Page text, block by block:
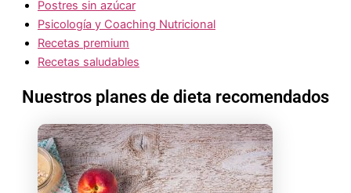
Postres sin azúcar
Psicología y Coaching Nutricional
Recetas premium
Recetas saludables
Nuestros planes de dieta recomendados